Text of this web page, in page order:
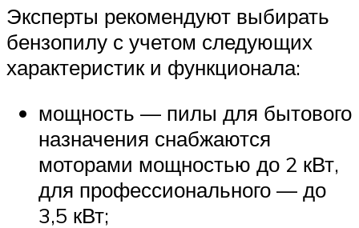
Эксперты рекомендуют выбирать
бензопилу с учетом следующих
характеристик и функционала:
мощность — пилы для бытового
назначения снабжаются
моторами мощностью до 2 кВт,
для профессионального — до
3,5 кВт;